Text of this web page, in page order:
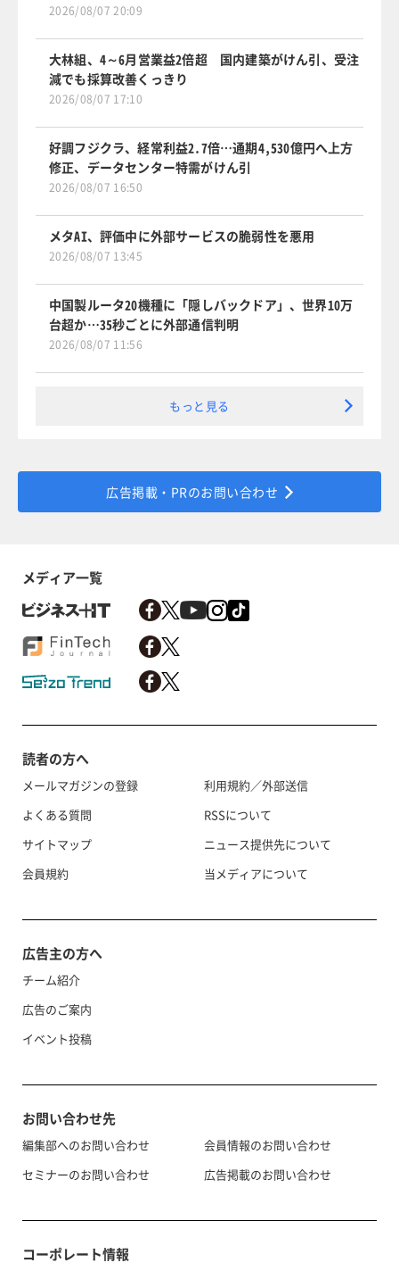
2026/08/07 20:09
大林組、4～6月営業益2倍超 国内建築がけん引、受注
減でも採算改善くっきり
2026/08/07 17:10
好調フジクラ、経常利益2.7倍…通期4,530億円へ上方
修正、データセンター特需がけん引
2026/08/07 16:50
メタAI、評価中に外部サービスの脆弱性を悪用
2026/08/07 13:45
中国製ルータ20機種に「隠しバックドア」、世界10万
台超か…35秒ごとに外部通信判明
2026/08/07 11:56
もっと見る
広告掲載・PRのお問い合わせ
メディア一覧
読者の方へ
メールマガジンの登録
よくある質問
サイトマップ
会員規約
利用規約／外部送信
RSSについて
ニュース提供先について
当メディアについて
広告主の方へ
チーム紹介
広告のご案内
イベント投稿
お問い合わせ先
編集部へのお問い合わせ
セミナーのお問い合わせ
会員情報のお問い合わせ
広告掲載のお問い合わせ
コーポレート情報